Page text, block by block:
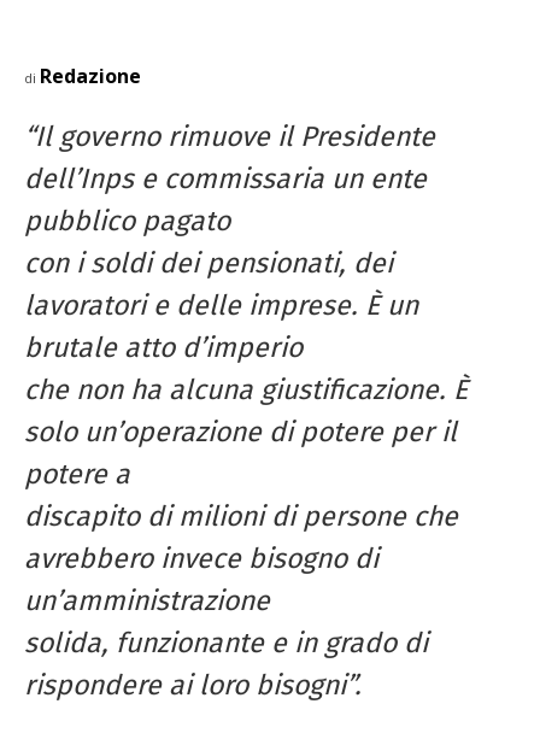
di Redazione
“Il governo rimuove il Presidente
dell’Inps e commissaria un ente
pubblico pagato
con i soldi dei pensionati, dei
lavoratori e delle imprese. È un
brutale atto d’imperio
che non ha alcuna giustificazione. È
solo un’operazione di potere per il
potere a
discapito di milioni di persone che
avrebbero invece bisogno di
un’amministrazione
solida, funzionante e in grado di
rispondere ai loro bisogni”.